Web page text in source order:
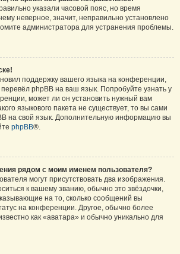
указали часовой пояс, но время
неверное, значит, неправильно установлено
администратора для устранения проблемы.
поддержку вашего языка на конференции,
phpBB на ваш язык. Попробуйте узнать у
может ли он установить нужный вам
языкового пакета не существует, то вы сами
на свой язык. Дополнительную информацию вы
phpBB®.
рядом с моим именем пользователя?
могут присутствовать два изображения.
к вашему званию, обычно это звёздочки,
на то, сколько сообщений вы
на конференции. Другое, обычно более
как «аватара» и обычно уникально для